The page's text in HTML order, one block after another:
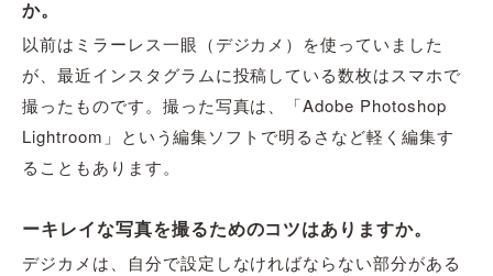
か。
以前はミラーレス一眼（デジカメ）を使っていました
が、最近インスタグラムに投稿している数枚はスマホで
撮ったものです。撮った写真は、「Adobe Photoshop
Lightroom」という編集ソフトで明るさなど軽く編集す
ることもあります。
ーキレイな写真を撮るためのコツはありますか。
デジカメは、自分で設定しなければならない部分がある